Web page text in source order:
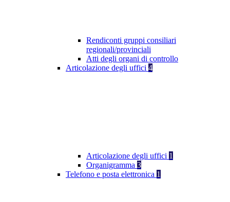
Rendiconti gruppi consiliari
regionali/provinciali
Atti degli organi di controllo
Articolazione degli uffici 4
Articolazione degli uffici 1
Organigramma 3
Telefono e posta elettronica 1